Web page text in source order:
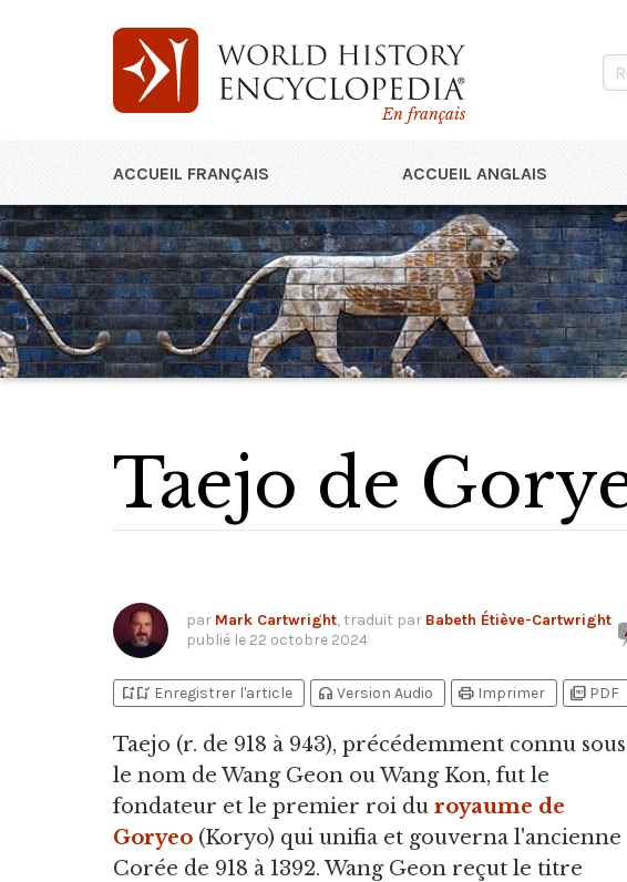
En français
ACCUEIL FRANÇAIS ACCUEIL ANGLAIS
Taejo de
par Mark Cartwright, traduit par Babeth Étiève-Cartwright
publié le 22 octobre 2024
bookmark_addbookmark_added Enregistrer l'article headphones Version Audio print Imprimer picture_as_pdf PDF
Taejo (r. de 918 à 943), précédemment connu sous
le nom de Wang Geon ou Wang Kon, fut le
fondateur et le premier roi du royaume de
Goryeo (Koryo) qui unifia et gouverna l'ancienne
Corée de 918 à 1392. Wang Geon reçut le titre